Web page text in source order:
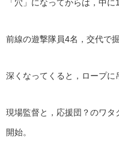
「穴」になってからは，中
前線の遊撃隊員4名，交代で
深くなってくると，ロープに
現場監督と，応援団？のワ
開始。